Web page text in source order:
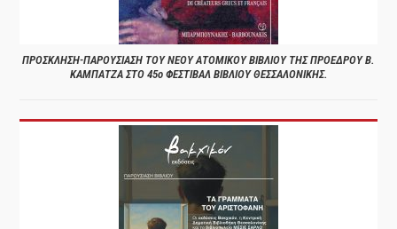
ΠΡΟΣΚΛΗΣΗ-ΠΑΡΟΥΣΙΑΣΗ ΤΟΥ ΝΕΟΥ ΑΤΟΜΙΚΟΥ ΒΙΒΛΙΟΥ ΤΗΣ ΠΡΟΕΔΡΟΥ Β.
ΚΑΜΠΑΤΖΑ ΣΤΟ 45ο ΦΕΣΤΙΒΑΛ ΒΙΒΛΙΟΥ ΘΕΣΣΑΛΟΝΙΚΗΣ.